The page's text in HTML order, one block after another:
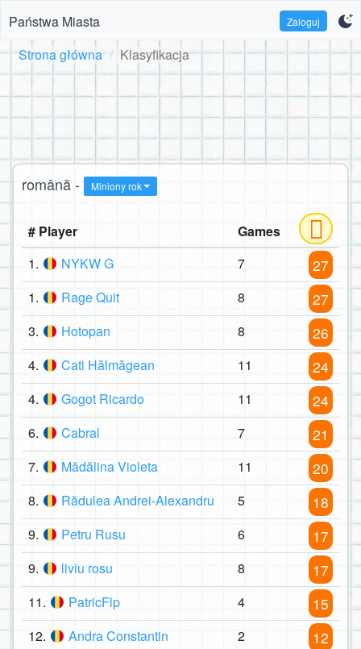
Państwa Miasta Zaloguj
Strona główna Klasyfikacja
română - Miniony rok
# Player
Games
1.
NYKW G 7 27
1. Rage Quit 8 27
3. Hotopan 8 26
4. Cati Hălmăgean 11 24
4. Gogot Ricardo 11 24
6. Cabral 7 21
7. Mădălina Violeta 11 20
8. Rădulea Andrei-Alexandru 5 18
9. Petru Rusu 6 17
9. liviu rosu 8 17
11. PatricFlp 4 15
12. Andra Constantin 2 12